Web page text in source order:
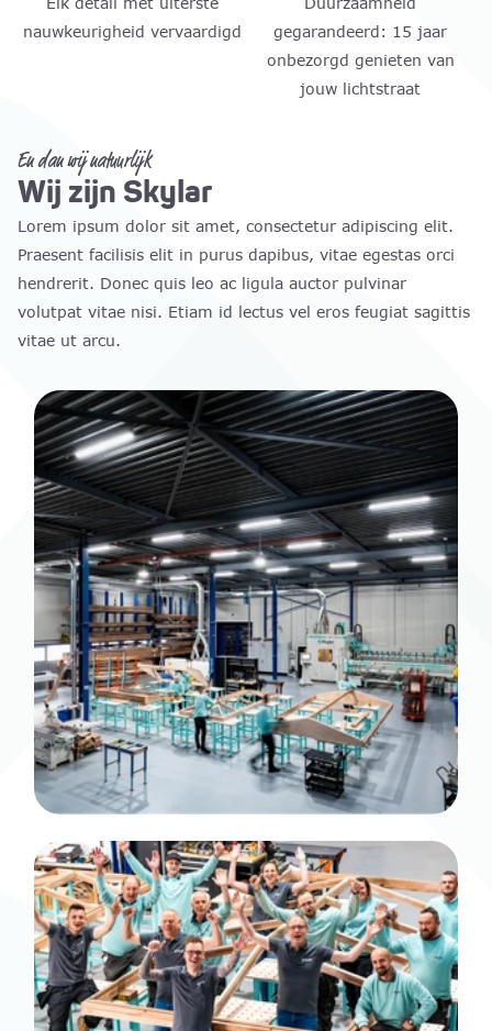
nauwkeurigheid vervaardigd
gegarandeerd: 15 jaar
onbezorgd genieten van
jouw lichtstraat
En dan wij natuurlijk
Wij zijn Skylar
Lorem ipsum dolor sit amet, consectetur adipiscing elit.
Praesent facilisis elit in purus dapibus, vitae egestas orci
hendrerit. Donec quis leo ac ligula auctor pulvinar
volutpat vitae nisi. Etiam id lectus vel eros feugiat sagittis
vitae ut arcu.